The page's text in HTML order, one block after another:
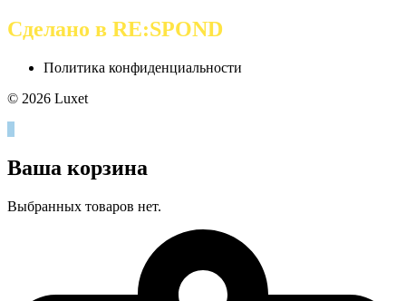
Сделано в RE:SPOND
Политика конфиденциальности
© 2026 Luxet
Ваша корзина
Выбранных товаров нет.